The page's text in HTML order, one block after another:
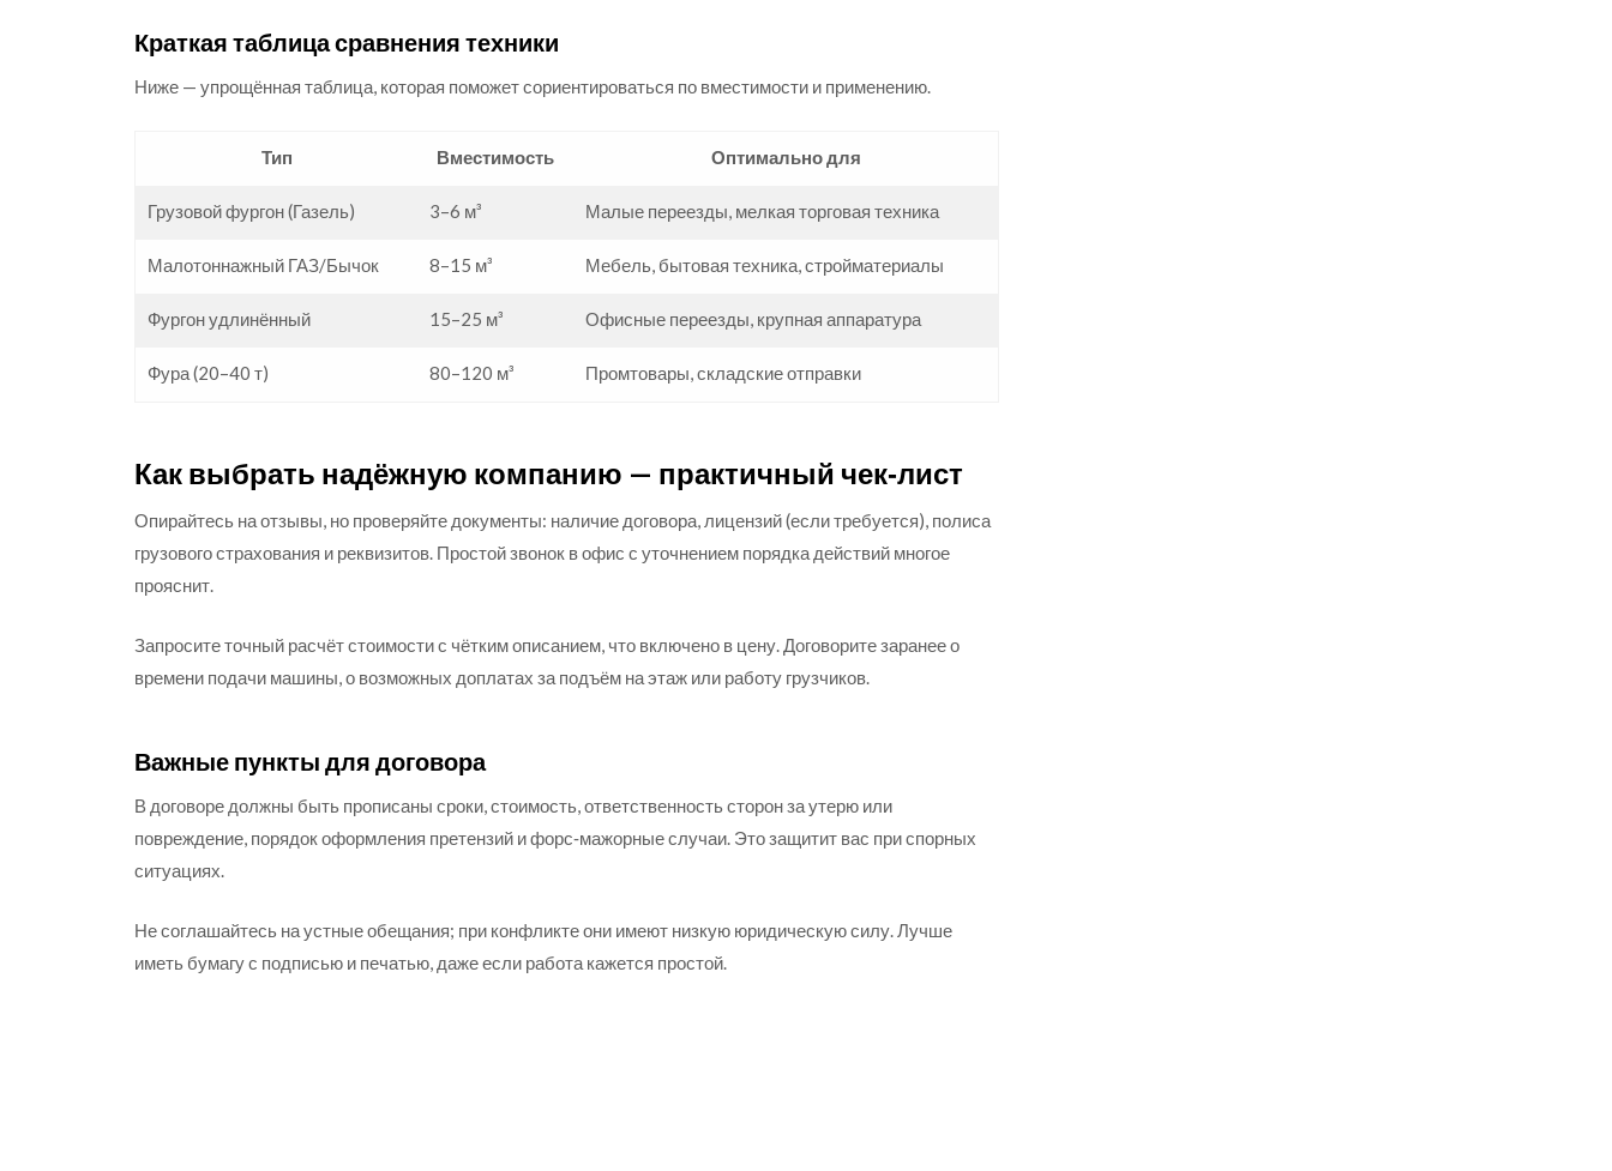
Краткая таблица сравнения техники
Ниже — упрощённая таблица, которая поможет сориентироваться по вместимости и применению.
Тип Вместимость Оптимально для
Грузовой фургон (Газель) 3–6 м³ Малые переезды, мелкая торговая техника
Малотоннажный ГАЗ/Бычок 8–15 м³ Мебель, бытовая техника, стройматериалы
Фургон удлинённый 15–25 м³ Офисные переезды, крупная аппаратура
Фура (20–40 т) 80–120 м³ Промтовары, складские отправки
Как выбрать надёжную компанию — практичный чек‑лист
Опирайтесь на отзывы, но проверяйте документы: наличие договора, лицензий (если требуется), полиса
грузового страхования и реквизитов. Простой звонок в офис с уточнением порядка действий многое
прояснит.
Запросите точный расчёт стоимости с чётким описанием, что включено в цену. Договорите заранее о
времени подачи машины, о возможных доплатах за подъём на этаж или работу грузчиков.
Важные пункты для договора
В договоре должны быть прописаны сроки, стоимость, ответственность сторон за утерю или
повреждение, порядок оформления претензий и форс‑мажорные случаи. Это защитит вас при спорных
ситуациях.
Не соглашайтесь на устные обещания; при конфликте они имеют низкую юридическую силу. Лучше
иметь бумагу с подписью и печатью, даже если работа кажется простой.